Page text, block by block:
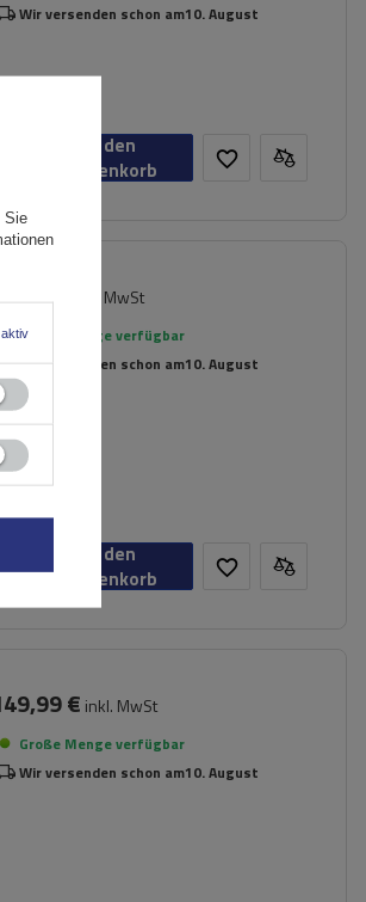
Wir versenden schon am10. August
In den
Warenkorb
89,99 € inkl. MwSt
Große Menge verfügbar
Wir versenden schon am10. August
In den
Warenkorb
€ inkl. MwSt
Große Menge verfügbar
Wir versenden schon am10. August
Sie